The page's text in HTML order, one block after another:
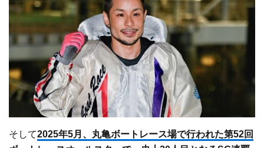
そして2025年5月、丸亀ボートレース場で行われた第52回